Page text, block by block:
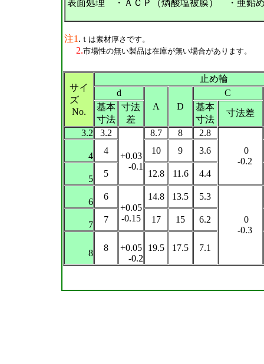
表面処理 ・ＡＣＰ（燐酸塩被膜） ・亜鉛
注1 . ｔは素材厚さです。
2.市場性の無い製品は在庫が無い場合があります。
サイ
ズ
No.
止め輪
d
A
D
C
基本
寸法
寸法
差
基本
寸法
寸法差
3.2
3.2
+0.03
-0.1
8.7 8
2.8
0
-0.2
4
4 10 9 3.6
5
5 12.8 11.6 4.4
6
6
+0.05
-0.15
14.8 13.5 5.3
0
-0.3
7
7 17 15 6.2
8
8
+0.05
-0.2
19.5 17.5 7.1